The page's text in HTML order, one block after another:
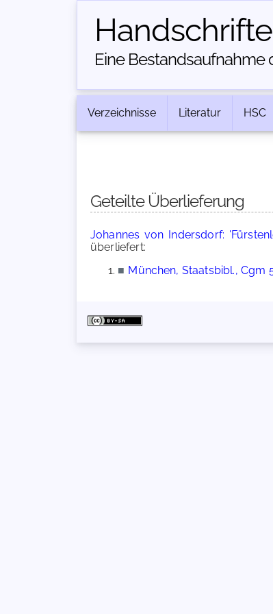
Eine
Verzeichnisse Literatur HSC
Geteilte Überlieferung
Johannes von Indersdorf:
überliefert:
■ München, Staatsbibl., Cgm